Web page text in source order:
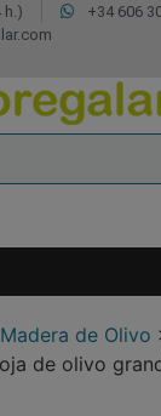
h.)
+34 606
Madera de Olivo
de olivo